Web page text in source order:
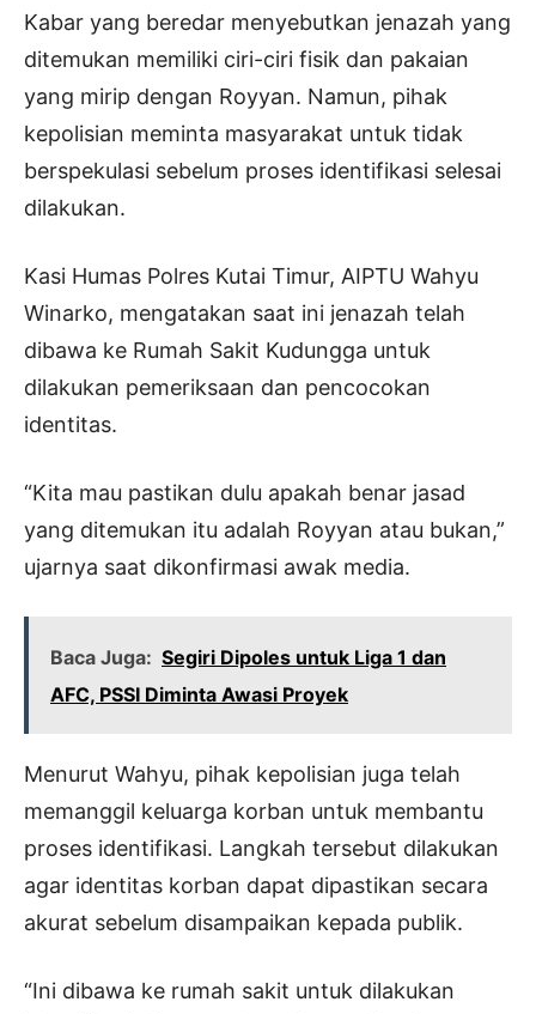
Kabar yang beredar menyebutkan jenazah yang
ditemukan memiliki ciri-ciri fisik dan pakaian
yang mirip dengan Royyan. Namun, pihak
kepolisian meminta masyarakat untuk tidak
berspekulasi sebelum proses identifikasi selesai
dilakukan.
Kasi Humas Polres Kutai Timur, AIPTU Wahyu
Winarko, mengatakan saat ini jenazah telah
dibawa ke Rumah Sakit Kudungga untuk
dilakukan pemeriksaan dan pencocokan
identitas.
“Kita mau pastikan dulu apakah benar jasad
yang ditemukan itu adalah Royyan atau bukan,”
ujarnya saat dikonfirmasi awak media.
Baca Juga: Segiri Dipoles untuk Liga 1 dan
AFC, PSSI Diminta Awasi Proyek
Menurut Wahyu, pihak kepolisian juga telah
memanggil keluarga korban untuk membantu
proses identifikasi. Langkah tersebut dilakukan
agar identitas korban dapat dipastikan secara
akurat sebelum disampaikan kepada publik.
“Ini dibawa ke rumah sakit untuk dilakukan